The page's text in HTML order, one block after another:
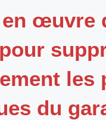
œuvre
les
du